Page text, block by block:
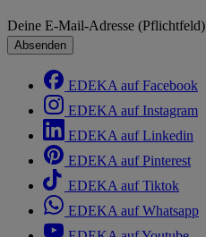
Deine E-Mail-Adresse (Pflichtfeld)
Absenden
EDEKA auf Facebook
EDEKA auf Instagram
EDEKA auf Linkedin
EDEKA auf Pinterest
EDEKA auf Tiktok
EDEKA auf Whatsapp